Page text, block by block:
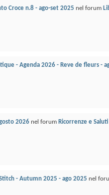
Croce n.8 - ago-set 2025 nel forum
- Agenda 2026 - Reve de fleurs -
2026 nel forum Ricorrenze e Saluti
- Autumn 2025 - ago 2025 nel